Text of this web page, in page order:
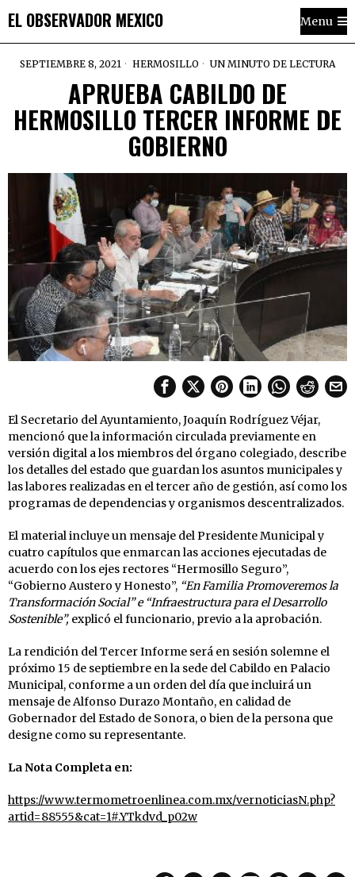
EL OBSERVADOR MEXICO Menu
SEPTIEMBRE 8, 2021 HERMOSILLO UN MINUTO DE LECTURA
APRUEBA CABILDO DE
HERMOSILLO TERCER INFORME DE
GOBIERNO
El Secretario del Ayuntamiento, Joaquín Rodríguez Véjar,
mencionó que la información circulada previamente en
versión digital a los miembros del órgano colegiado, describe
los detalles del estado que guardan los asuntos municipales y
las labores realizadas en el tercer año de gestión, así como los
programas de dependencias y organismos descentralizados.
El material incluye un mensaje del Presidente Municipal y
cuatro capítulos que enmarcan las acciones ejecutadas de
acuerdo con los ejes rectores “Hermosillo Seguro”,
“Gobierno Austero y Honesto”, “En Familia Promoveremos la
Transformación Social” e “Infraestructura para el Desarrollo
Sostenible”, explicó el funcionario, previo a la aprobación.
La rendición del Tercer Informe será en sesión solemne el
próximo 15 de septiembre en la sede del Cabildo en Palacio
Municipal, conforme a un orden del día que incluirá un
mensaje de Alfonso Durazo Montaño, en calidad de
Gobernador del Estado de Sonora, o bien de la persona que
designe como su representante.
La Nota Completa en:
https://www.termometroenlinea.com.mx/vernoticiasN.php?
artid=88555&cat=1#.YTkdvd_p02w